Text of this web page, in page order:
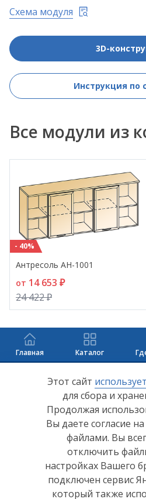
Схема модуля
3D-
Инструкция по
Все модули из
- 40%
Антресоль АН-1001
от 14 653 ₽
24 422 ₽
Главная Каталог
+7 (8412) 65-33-00
info@lerom.ru
Согласие на обработку
Политика конфиденциальности
Согласие на обработку
Этот сайт
для сбора и
Продолжая
Вы даете согласие
файлами. Вы
отключить
настройках Вашего
подключен сервис
который также